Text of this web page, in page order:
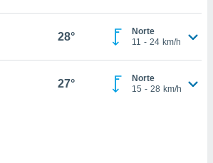
28°
Norte
11 - 24 km/h
27°
Norte
15 - 28 km/h